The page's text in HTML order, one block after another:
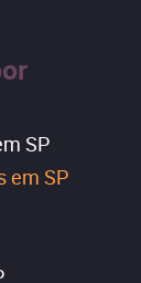
SP
em SP